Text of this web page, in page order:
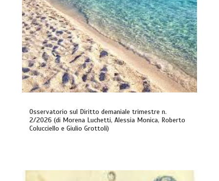
Osservatorio sul Diritto demaniale trimestre n.
2/2026 (di Morena Luchetti, Alessia Monica, Roberto
Colucciello e Giulio Grottoli)